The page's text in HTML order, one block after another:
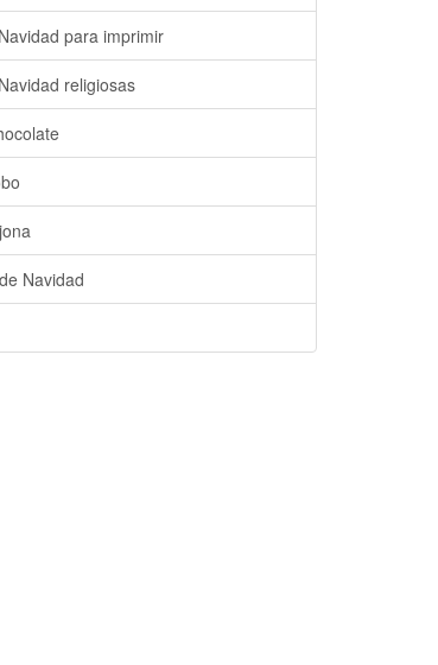
para imprimir
religiosas
Navidad